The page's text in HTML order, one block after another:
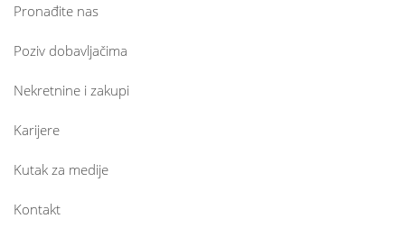
Pronađite nas
Poziv dobavljačima
Nekretnine i zakupi
Karijere
Kutak za medije
Kontakt